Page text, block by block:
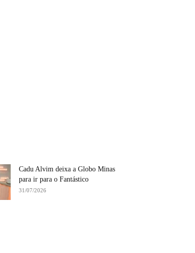
Cadu Alvim deixa a Globo Minas
para ir para o Fantástico
31/07/2026